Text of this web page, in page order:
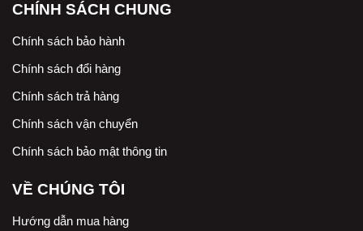
CHÍNH SÁCH CHUNG
Chính sách bảo hành
Chính sách đổi hàng
Chính sách trả hàng
Chính sách vận chuyển
Chính sách bảo mật thông tin
VỀ CHÚNG TÔI
Hướng dẫn mua hàng